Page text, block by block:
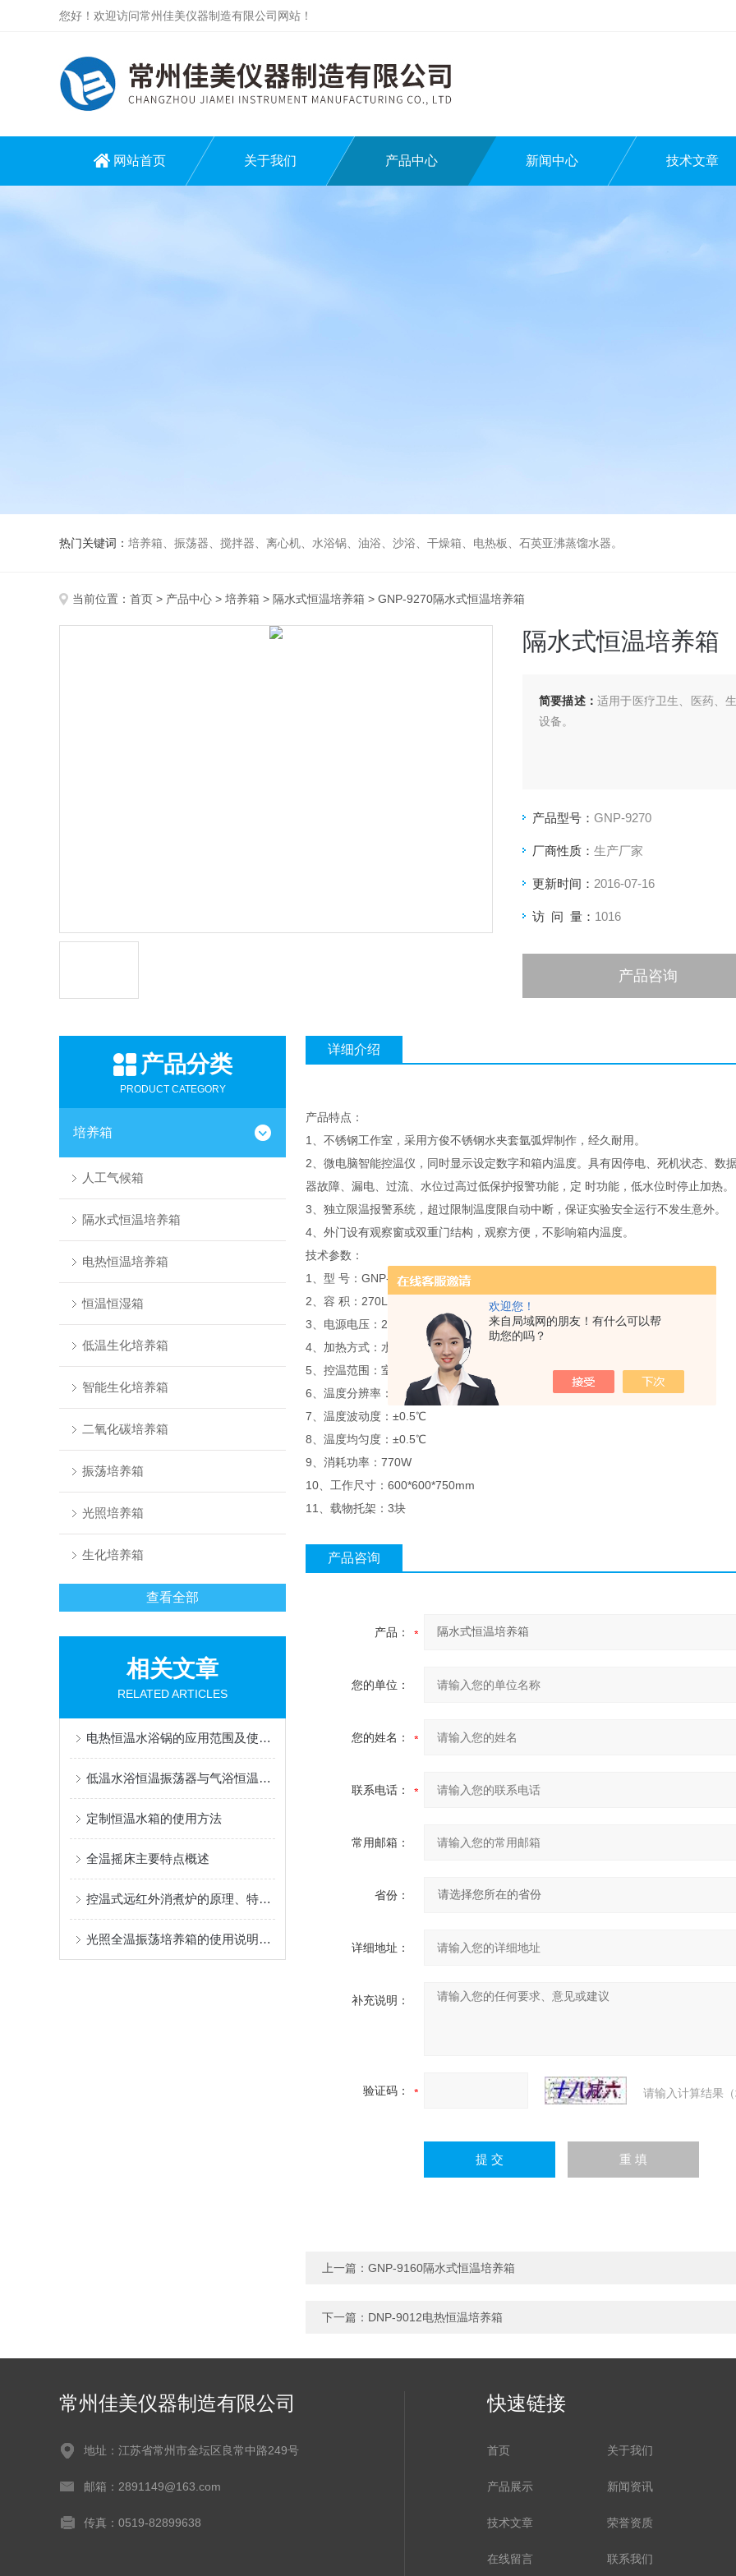
欢迎您！
来自局域网的朋友！有什么可以帮
助您的吗？
您好！欢迎访问常州佳美仪器制造有限公司网站！
网站首页 关于我们 产品中心 新闻中心 技术文章
热门关键词： 培养箱、振荡器、搅拌器、离心机、水浴锅、油浴、沙浴、干燥箱、电热板、石英亚沸蒸馏水器。
当前位置： 首页 > 产品中心 > 培养箱 > 隔水式恒温培养箱 > GNP-9270隔水式恒温培养箱
隔水式恒温培养箱
简要描述： 适用于医疗卫生、医药、
设备。
产品型号： GNP-9270
厂商性质： 生产厂家
更新时间： 2016-07-16
访 问 量： 1016
产品咨询
产品分类
PRODUCT CATEGORY
培养箱
人工气候箱
隔水式恒温培养箱
电热恒温培养箱
恒温恒湿箱
低温生化培养箱
智能生化培养箱
二氧化碳培养箱
振荡培养箱
光照培养箱
生化培养箱
查看全部
相关文章
RELATED ARTICLES
电热恒温水浴锅的应用范围及使用须知
低温水浴恒温振荡器与气浴恒温振荡器之间的区别
定制恒温水箱的使用方法
全温摇床主要特点概述
控温式远红外消煮炉的原理、特点、应用和未来发展方向
光照全温振荡培养箱的使用说明及维护准则
详细介绍
产品特点：
1、不锈钢工作室，采用方俊不锈钢水夹套氩弧焊制作，经久耐用。
2、微电脑智能控温仪，同时显示设定数字和箱内温度。具有因停电、死机状态、
器故障、漏电、过流、水位过高过低保护报警功能，定 时功能，低水位时停止加热。
3、独立限温报警系统，超过限制温度限自动中断，保证实验安全运行不发生意外。
4、外门设有观察窗或双重门结构，观察方便，不影响箱内温度。
技术参数：
1、型 号：GNP-9270
2、容 积：270L
3、电源电压：220V 50HZ
4、加热方式：水套式
5、控温范围：室温+5～65℃
6、温度分辨率：0.1℃
7、温度波动度：±0.5℃
8、温度均匀度：±0.5℃
9、消耗功率：770W
10、工作尺寸：600*600*750mm
11、载物托架：3块
产品咨询
产品：
您的单位：
您的姓名：
联系电话：
常用邮箱：
省份：
详细地址：
补充说明：
验证码： 请输入计算结果
上一篇： GNP-9160隔水式恒温培养箱
下一篇： DNP-9012电热恒温培养箱
常州佳美仪器制造有限公司
地址：江苏省常州市金坛区良常中路249号
邮箱：2891149@163.com
传真：0519-82899638
快速链接
首页 关于我们
产品展示 新闻资讯
技术文章 荣誉资质
在线留言 联系我们